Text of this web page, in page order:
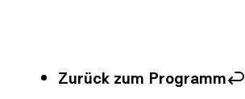
Zurück zum Programm